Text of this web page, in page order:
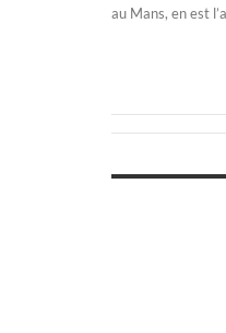
au Mans, en est